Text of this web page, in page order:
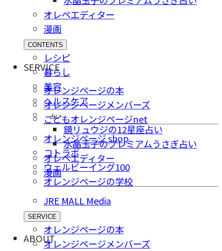
オレペエディター
漫画
CONTENTS
レシピ
暮らし
美容
ヘルスケア
占い
鏡リュウジの12星座占い
水晶玉子のプレミアムうさぎ占い
オレペエディター
漫画
SERVICE
オレンジページの本
オレンジページメンバーズ
こどもオレンジページnet
オレンジページ shop
コトラボ
ウェルビーイング100
オレンジページの学校
JRE MALL Media
SERVICE
オレンジページの本
オレンジページメンバーズ
ABOUT